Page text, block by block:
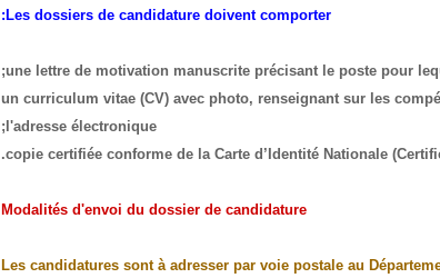
Les dossiers de candidature doivent comporter:
- un curriculum vitae (CV) avec photo, renseignant sur les
l'adresse électronique;
Modalités d'envoi du dossier de candidature
Les candidatures sont à adresser par voie postale au